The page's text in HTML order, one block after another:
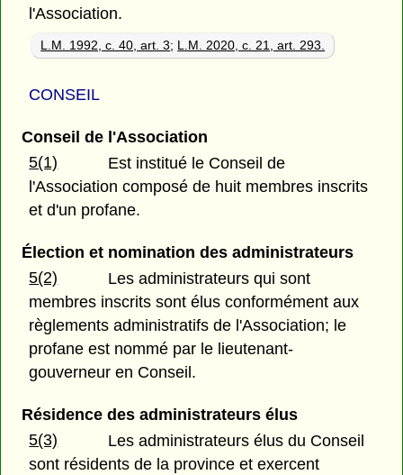
l'Association.
L.M. 1992, c. 40, art. 3; L.M. 2020, c. 21, art. 293.
CONSEIL
Conseil de l'Association
5(1)
Est institué le Conseil de
l'Association composé de huit membres inscrits
et d'un profane.
Élection et nomination des administrateurs
5(2)
Les administrateurs qui sont
membres inscrits sont élus conformément aux
règlements administratifs de l'Association; le
profane est nommé par le lieutenant-
gouverneur en Conseil.
Résidence des administrateurs élus
5(3)
Les administrateurs élus du Conseil
sont résidents de la province et exercent